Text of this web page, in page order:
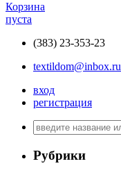
Корзина
пуста
(383) 23-353-23
textildom@inbox.ru
вход
регистрация
Рубрики